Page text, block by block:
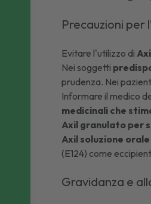
Precauzioni per
Evitare l'utilizzo di
Nei soggetti
prudenza. Nei
Informare il medico
medicinali che
Axil granulato per
Axil soluzione
(E124) come
Gravidanza e